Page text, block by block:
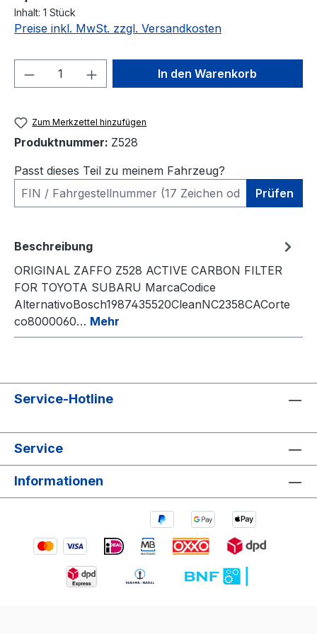
Inhalt: 1 Stück
Preise inkl. MwSt. zzgl. Versandkosten
Produkt Anzahl: Gib denIn den Warenkorb
Zum Merkzettel hinzufügen
Produktnummer: Z528
Passt dieses Teil zu meinem Fahrzeug?
Prüfen
Beschreibung
ORIGINAL ZAFFO Z528 ACTIVE CARBON FILTER
FOR TOYOTA SUBARU MarcaCodice
AlternativoBosch1987435520CleanNC2358CACorte
co8000060… Mehr
Service-Hotline
Service
Informationen